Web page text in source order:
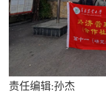
责任编辑:孙杰